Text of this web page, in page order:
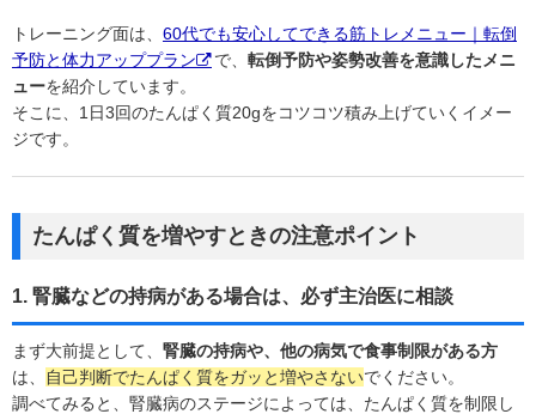
トレーニング面は、 60代でも安心してできる筋トレメニュー｜転倒
予防と体力アッププラン
で、 転倒予防や姿勢改善を意識したメニ
ューを紹介しています。
そこに、1日3回のたんぱく質20gをコツコツ積み上げていくイメー
ジです。
たんぱく質を増やすときの注意ポイント
1. 腎臓などの持病がある場合は、必ず主治医に相談
まず大前提として、 腎臓の持病や、他の病気で食事制限がある方
は、
自己判断でたんぱく質をガッと増やさないでください。
調べてみると、腎臓病のステージによっては、たんぱく質を制限し